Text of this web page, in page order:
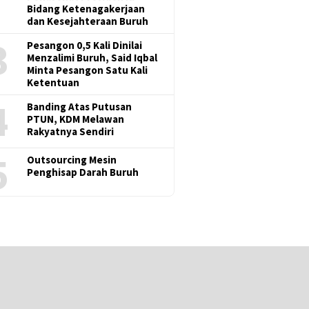
Bidang Ketenagakerjaan
dan Kesejahteraan Buruh
Pesangon 0,5 Kali Dinilai
Menzalimi Buruh, Said Iqbal
Minta Pesangon Satu Kali
Ketentuan
Banding Atas Putusan
PTUN, KDM Melawan
Rakyatnya Sendiri
Outsourcing Mesin
Penghisap Darah Buruh